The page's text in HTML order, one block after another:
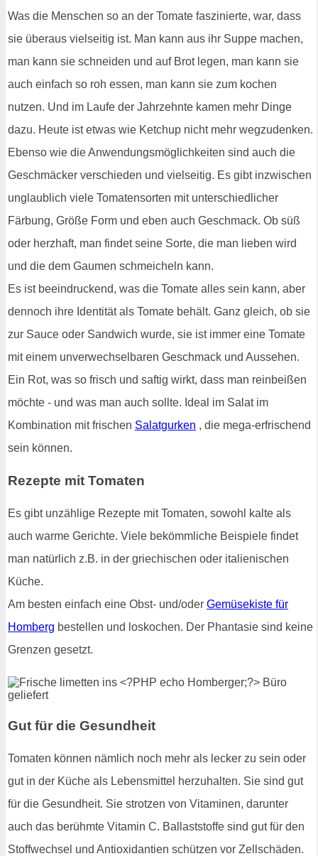
Was die Menschen so an der Tomate faszinierte, war, dass
sie überaus vielseitig ist. Man kann aus ihr Suppe machen,
man kann sie schneiden und auf Brot legen, man kann sie
auch einfach so roh essen, man kann sie zum kochen
nutzen. Und im Laufe der Jahrzehnte kamen mehr Dinge
dazu. Heute ist etwas wie Ketchup nicht mehr wegzudenken.
Ebenso wie die Anwendungsmöglichkeiten sind auch die
Geschmäcker verschieden und vielseitig. Es gibt inzwischen
unglaublich viele Tomatensorten mit unterschiedlicher
Färbung, Größe Form und eben auch Geschmack. Ob süß
oder herzhaft, man findet seine Sorte, die man lieben wird
und die dem Gaumen schmeicheln kann.
Es ist beeindruckend, was die Tomate alles sein kann, aber
dennoch ihre Identität als Tomate behält. Ganz gleich, ob sie
zur Sauce oder Sandwich wurde, sie ist immer eine Tomate
mit einem unverwechselbaren Geschmack und Aussehen.
Ein Rot, was so frisch und saftig wirkt, dass man reinbeißen
möchte - und was man auch sollte. Ideal im Salat im
Kombination mit frischen Salatgurken , die mega-erfrischend
sein können.
Rezepte mit Tomaten
Es gibt unzählige Rezepte mit Tomaten, sowohl kalte als
auch warme Gerichte. Viele bekömmliche Beispiele findet
man natürlich z.B. in der griechischen oder italienischen
Küche.
Am besten einfach eine Obst- und/oder Gemüsekiste für
Homberg bestellen und loskochen. Der Phantasie sind keine
Grenzen gesetzt.
Gut für die Gesundheit
Tomaten können nämlich noch mehr als lecker zu sein oder
gut in der Küche als Lebensmittel herzuhalten. Sie sind gut
für die Gesundheit. Sie strotzen von Vitaminen, darunter
auch das berühmte Vitamin C. Ballaststoffe sind gut für den
Stoffwechsel und Antioxidantien schützen vor Zellschäden.